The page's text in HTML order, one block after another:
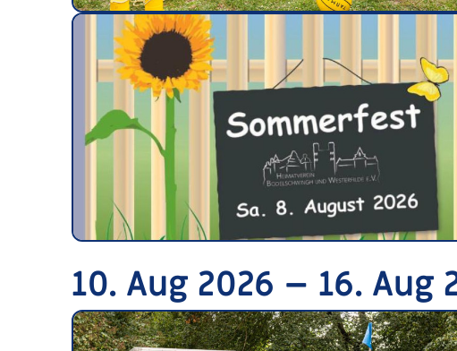
10. Aug 2026 – 16. Aug